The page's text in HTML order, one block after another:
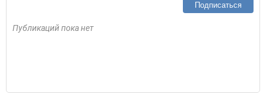
Подписаться
Публикаций пока нет